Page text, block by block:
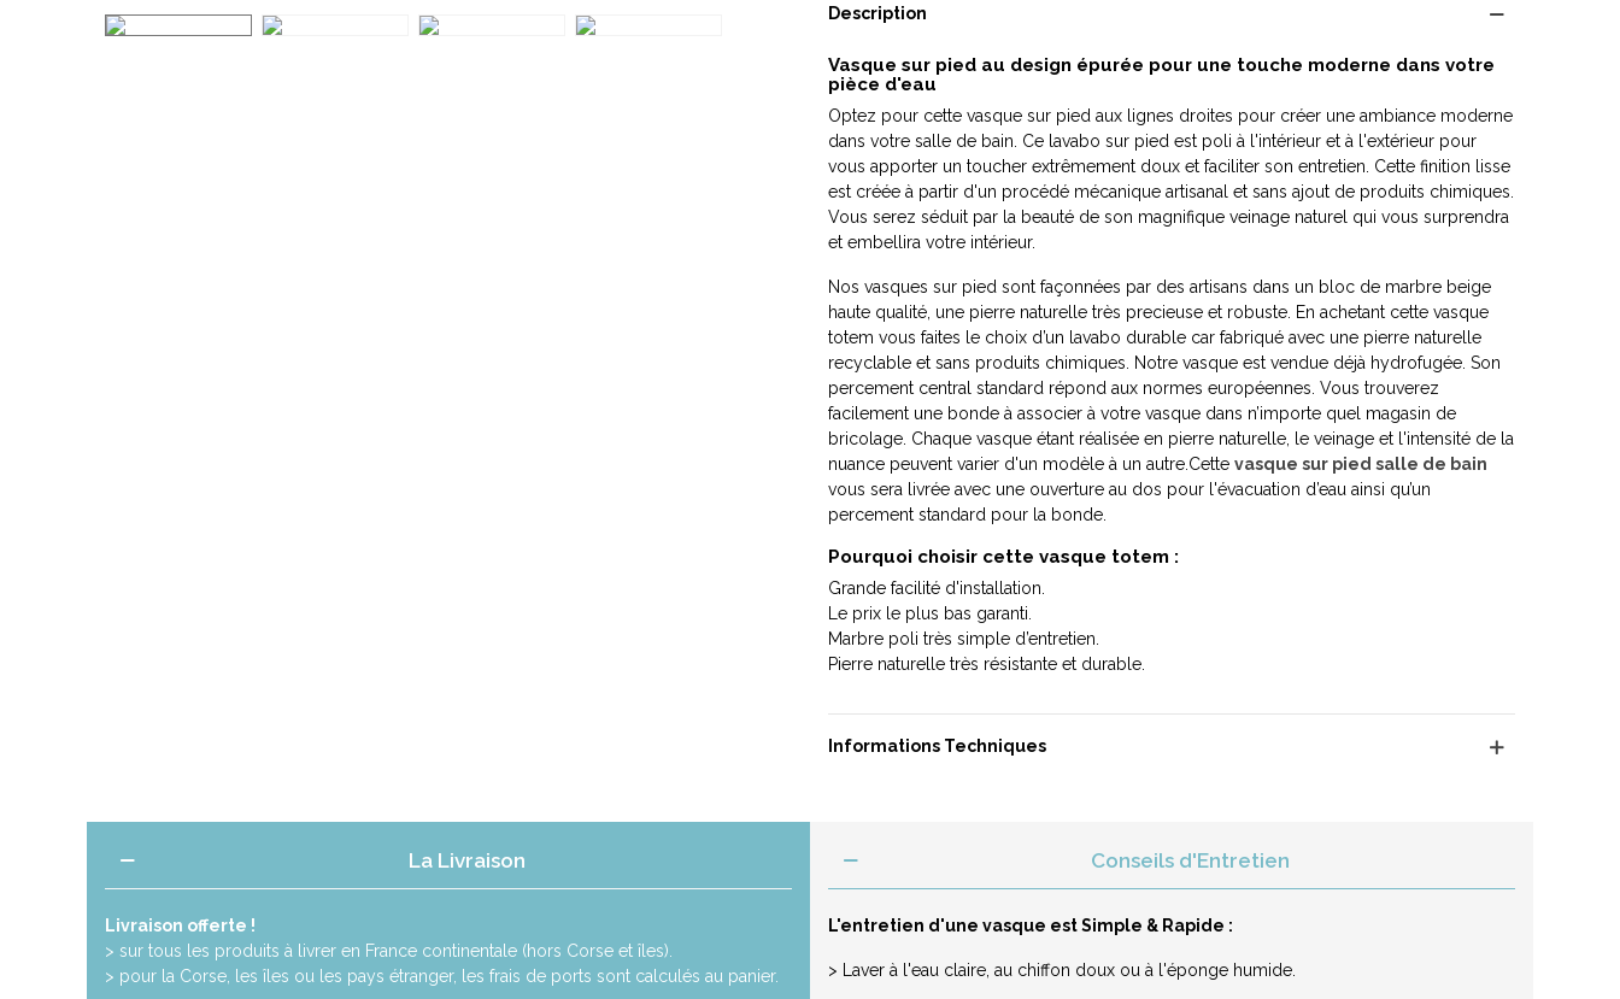
Description
Vasque sur pied au design épurée pour une touche moderne dans votre
pièce d'eau
Optez pour cette vasque sur pied aux lignes droites pour créer une ambiance moderne
dans votre salle de bain. Ce lavabo sur pied est poli à l'intérieur et à l'extérieur pour
vous apporter un toucher extrêmement doux et faciliter son entretien. Cette finition lisse
est créée à partir d'un procédé mécanique artisanal et sans ajout de produits chimiques.
Vous serez séduit par la beauté de son magnifique veinage naturel qui vous surprendra
et embellira votre intérieur.
Nos vasques sur pied sont façonnées par des artisans dans un bloc de marbre beige
haute qualité, une pierre naturelle très precieuse et robuste. En achetant cette vasque
totem vous faites le choix d’un lavabo durable car fabriqué avec une pierre naturelle
recyclable et sans produits chimiques. Notre vasque est vendue déjà hydrofugée. Son
percement central standard répond aux normes européennes. Vous trouverez
facilement une bonde à associer à votre vasque dans n’importe quel magasin de
bricolage. Chaque vasque étant réalisée en pierre naturelle, le veinage et l'intensité de la
nuance peuvent varier d'un modèle à un autre.Cette vasque sur pied salle de bain
vous sera livrée avec une ouverture au dos pour l'évacuation d’eau ainsi qu’un
percement standard pour la bonde.
Pourquoi choisir cette vasque totem :
Grande facilité d'installation.
Le prix le plus bas garanti.
Marbre poli très simple d’entretien.
Pierre naturelle très résistante et durable.
Informations Techniques
La Livraison
Livraison offerte !
> sur tous les produits à livrer en France continentale (hors Corse et îles).
> pour la Corse, les îles ou les pays étranger, les frais de ports sont calculés au panier.
Conseils d'Entretien
L'entretien d'une vasque est Simple & Rapide :
> Laver à l'eau claire, au chiffon doux ou à l'éponge humide.